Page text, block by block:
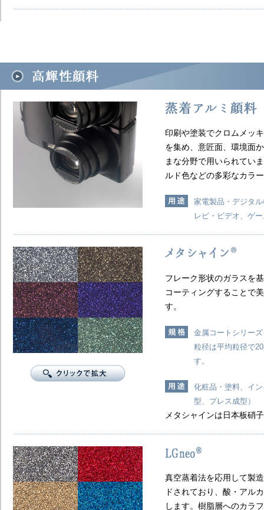
印刷や塗装でクロムメッ
を集め、意匠面、環境面
まな分野で用いられてい
ルド色などの多彩なカラ
家電製品・デジタ
レビ・ビデオ、ゲ
フレーク形状のガラスを
コーティングすることで
す。
金属コートシリー
粒径は平均粒径で
す。
化粧品・塗料、イ
型、プレス成型）
メタシャインは日本板硝
真空蒸着法を応用して製
ドされており、酸・アル
します。樹脂層へのカラ